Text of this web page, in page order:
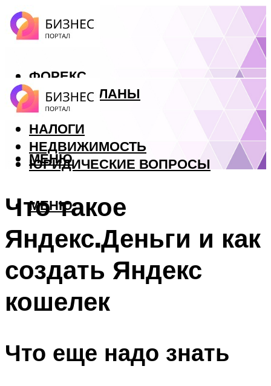
ФОРЕКС
БИЗНЕС ПЛАНЫ
КРЕДИТЫ
НАЛОГИ
НЕДВИЖИМОСТЬ
ЮРИДИЧЕСКИЕ ВОПРОСЫ
МЕНЮ
МЕНЮ
Что такое
Яндекс.Деньги и как
создать Яндекс
кошелек
Что еще надо знать